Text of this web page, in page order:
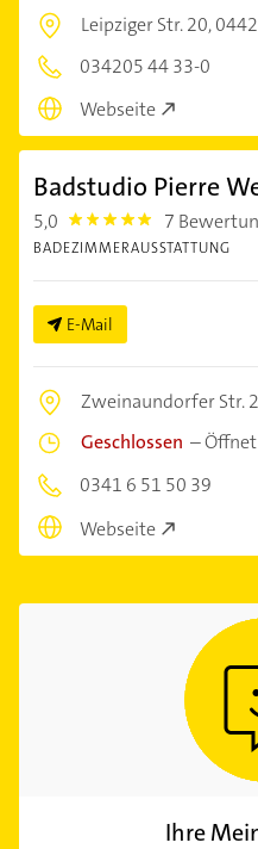
Leipziger Str. 20,
034205 44 33-0
Webseite
Badstudio Pierre
5,0 5.0 7
BADEZIMMERAUSSTATTUNG
E-Mail
Zweinaundorfer Str.
Geschlossen –
0341 6 51 50 39
Webseite
Ihre